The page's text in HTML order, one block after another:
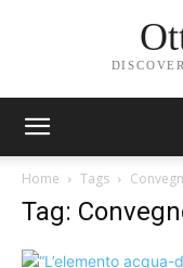
Home Tags
Tag: